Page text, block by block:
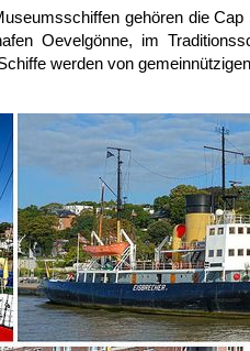
gehören die
Oevelgönne, im
werden von